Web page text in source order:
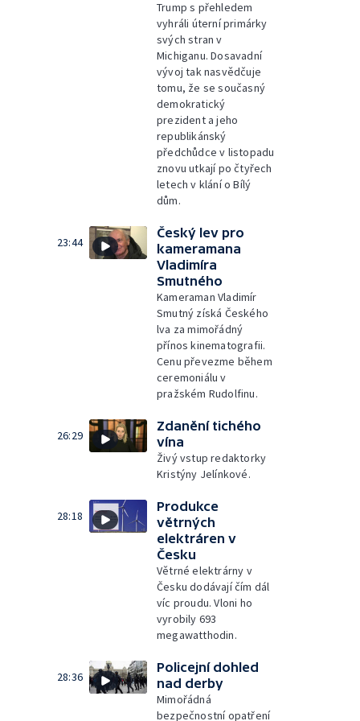
Trump s přehledem
vyhráli úterní primárky
svých stran v
Michiganu. Dosavadní
vývoj tak nasvědčuje
tomu, že se současný
demokratický
prezident a jeho
republikánský
předchůdce v listopadu
znovu utkají po čtyřech
letech v klání o Bílý
dům.
23:44
Český lev pro
kameramana
Vladimíra
Smutného
Kameraman Vladimír
Smutný získá Českého
lva za mimořádný
přínos kinematografii.
Cenu převezme během
ceremoniálu v
pražském Rudolfinu.
26:29
Zdanění tichého
vína
Živý vstup redaktorky
Kristýny Jelínkové.
28:18
Produkce
větrných
elektráren v
Česku
Větrné elektrárny v
Česku dodávají čím dál
víc proudu. Vloni ho
vyrobily 693
megawatthodin.
28:36
Policejní dohled
nad derby
Mimořádná
bezpečnostní opatření